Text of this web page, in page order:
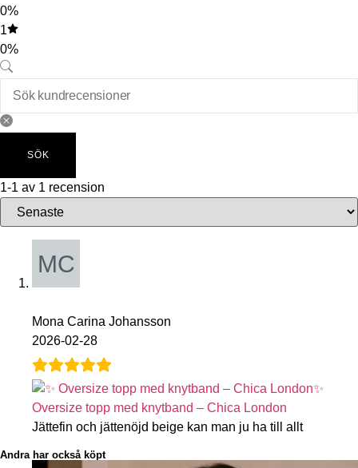
0%
1
0%
SÖK
1-1 av 1 recension
Mona Carina Johansson
2026-02-28
✨
Oversize topp med knytband – Chica London
Jättefin och jättenöjd beige kan man ju ha till allt
Andra har också köpt